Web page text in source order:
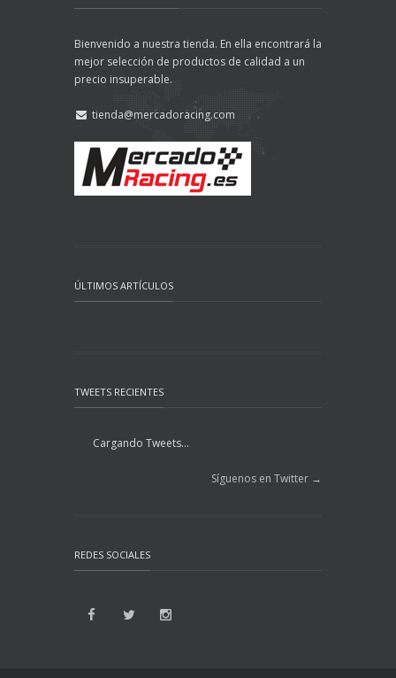
Bienvenido a nuestra tienda. En ella encontrará la
mejor selección de productos de calidad a un
precio insuperable.
tienda@mercadoracing.com
ÚLTIMOS ARTÍCULOS
TWEETS RECIENTES
Cargando Tweets...
Síguenos en Twitter →
REDES SOCIALES